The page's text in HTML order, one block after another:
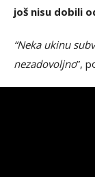
još nisu dobili
“Neka ukinu
nezadovoljno”,